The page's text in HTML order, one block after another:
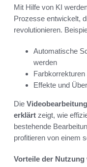
Mit Hilfe von KI
Prozesse entwickelt,
revolutionieren.
Automatische
werden
Effekte und
Die
erklärt zeigt, wie
bestehende
profitieren von einem
Vorteile der